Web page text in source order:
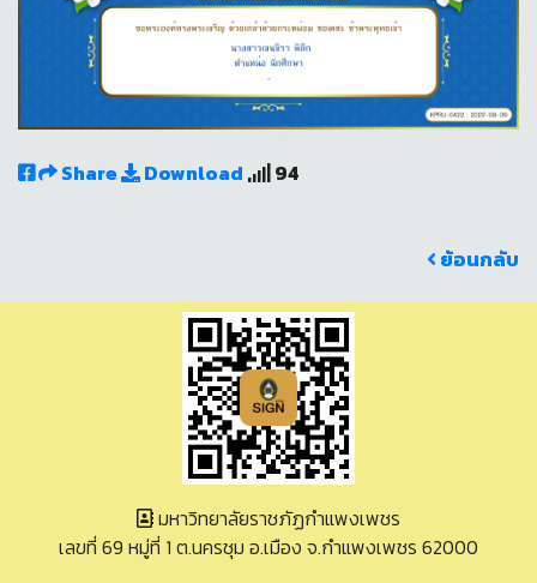
Share Download 94
ย้อนกลับ
มหาวิทยาลัยราชภัฏกำแพงเพชร
เลขที่ 69 หมู่ที่ 1 ต.นครชุม อ.เมือง จ.กำแพงเพชร 62000